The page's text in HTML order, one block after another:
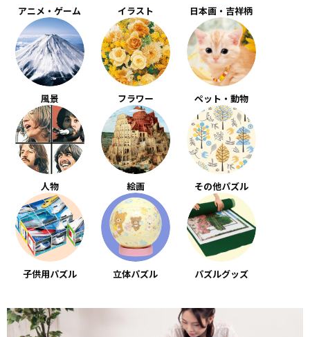
アニメ・ゲーム イラスト 日本画・吉祥柄
風景 フラワー ペット・動物
人物 絵画 その他パズル
子供用パズル 立体パズル パズルグッズ